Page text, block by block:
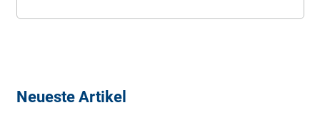
Neueste Artikel